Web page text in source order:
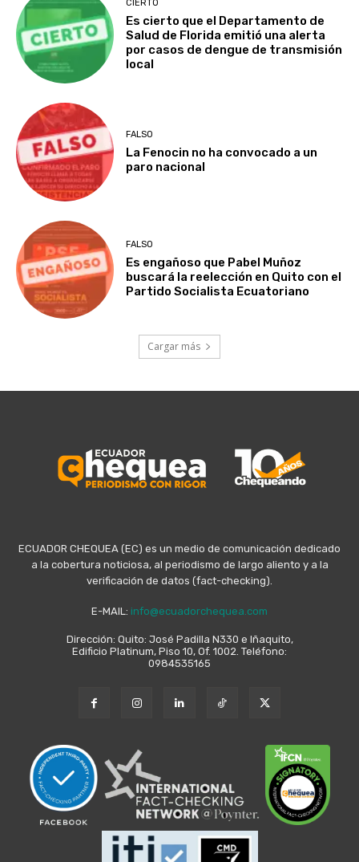
CIERTO
Es cierto que el Departamento de
Salud de Florida emitió una alerta
por casos de dengue de transmisión
local
FALSO
La Fenocin no ha convocado a un
paro nacional
FALSO
Es engañoso que Pabel Muñoz
buscará la reelección en Quito con el
Partido Socialista Ecuatoriano
Cargar más
ECUADOR CHEQUEA (EC) es un medio de comunicación dedicado
a la cobertura noticiosa, al periodismo de largo aliento y a la
verificación de datos (fact-checking).
E-MAIL: info@ecuadorchequea.com
Dirección: Quito: José Padilla N330 e Iñaquito,
Edificio Platinum, Piso 10, Of. 1002. Teléfono:
0984535165